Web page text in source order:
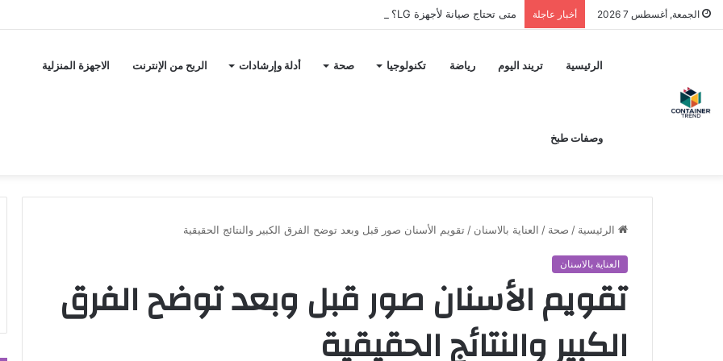
نموذج التواصل
إرسال
الجمعة, أغسطس 7 2026 أخبار عاجلة متى تحتاج صيانة لأجهزة LG؟ وكيف تختار مركز الصيانة الصحيح في مصر
الرئيسية تريند اليوم رياضة تكنولوجيا صحة أدلة وإرشادات الربح من الإنترنت الاجهزة المنزلية
وصفات طبخ
الرئيسية / صحة / العناية بالاسنان / تقويم الأسنان صور قبل وبعد توضح الفرق الكبير والنتائج الحقيقية
العناية بالاسنان
تقويم الأسنان صور قبل وبعد توضح الفرق
الكبير والنتائج الحقيقية